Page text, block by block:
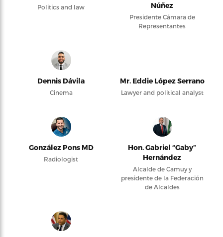
Politics and law Núñez
Presidente Cámara de
Representantes
Dennis Dávila
Cinema
Mr. Eddie López Serrano
Lawyer and political analyst
González Pons MD
Radiologist
Hon. Gabriel “Gaby”
Hernández
Alcalde de Camuy y
presidente de la Federación
de Alcaldes